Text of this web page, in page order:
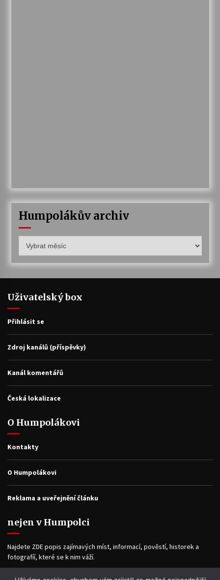
Humpolákův archiv
archiv
Uživatelský box
Přihlásit se
Zdroj kanálů (příspěvky)
Kanál komentářů
Česká lokalizace
O Humpolákovi
Kontakty
O Humpolákovi
Reklama a uveřejnění článku
nejen v Humpolci
Najdete ZDE popis zajímavých míst, informací, pověstí, historek a
fotografíí, které se k nim váží.